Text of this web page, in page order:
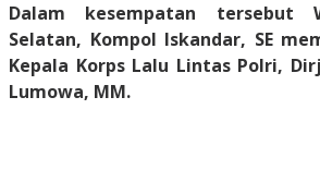
Dalam kesempatan tersebut
Selatan, Kompol Iskandar, SE
Kepala Korps Lalu Lintas Polri,
Lumowa, MM.